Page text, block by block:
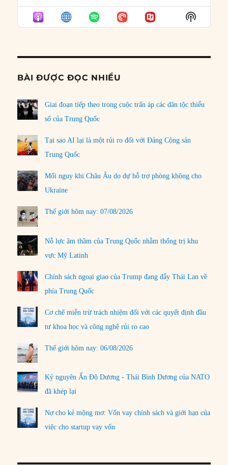
EPISODE
EPISODES
LIST
Show
Podcast
BÀI ĐƯỢC ĐỌC NHIỀU
Giai đoạn tiếp theo trong cuộc trấn áp các dân tộc thiểu
số của Trung Quốc
Tại sao AI lại là một rủi ro đối với Đảng Cộng sản
Trung Quốc
Mối nguy khi Châu Âu do dự hỗ trợ phòng không cho
Ukraine
Thế giới hôm nay: 07/08/2026
Nỗ lực âm thầm của Trung Quốc nhằm thống trị khu
vực Mỹ Latinh
Chính sách ngoại giao của Trump đang đẩy Thái Lan về
phía Trung Quốc
Cơ chế miễn trừ trách nhiệm đối với các quyết định đầu
tư khoa học và công nghệ rủi ro cao
Thế giới hôm nay: 06/08/2026
Kỷ nguyên Ấn Độ Dương - Thái Bình Dương của NATO
đã khép lại
Nợ cho kẻ mộng mơ: Vốn vay chính sách và giới hạn của
việc cho startup vay vốn